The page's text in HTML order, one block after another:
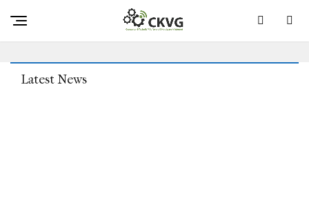
Petabyte-Bänder Sind Am Horizont – Aber Schützen Sie
Nicht Ihren Atem
Latest News